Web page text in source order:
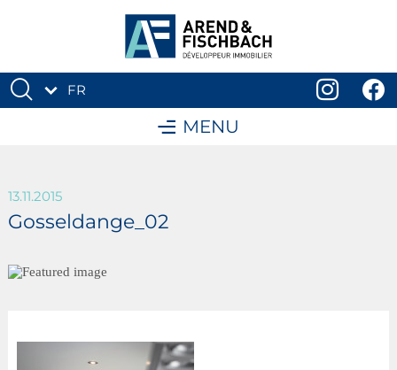
FR
MENU
13.11.2015
Gosseldange_02